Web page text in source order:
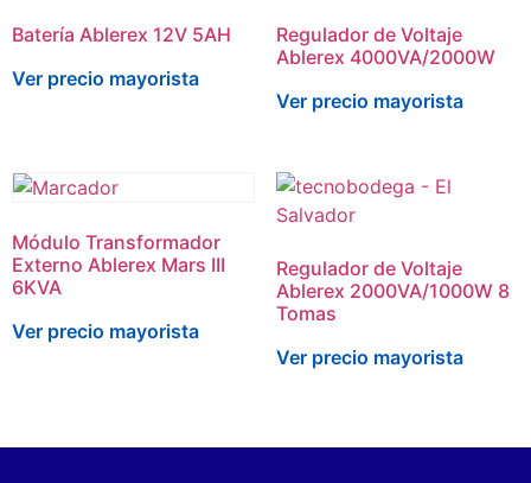
Batería Ablerex 12V 5AH
Ver precio mayorista
Regulador de Voltaje
Ablerex 4000VA/2000W
Ver precio mayorista
Módulo Transformador
Externo Ablerex Mars III
6KVA
Ver precio mayorista
Regulador de Voltaje
Ablerex 2000VA/1000W 8
Tomas
Ver precio mayorista